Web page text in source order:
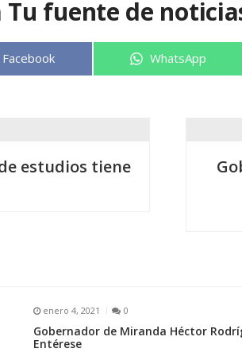
fuente de
Compartir
Facebook Compartir
WhatsApp
estudios tiene
enero 4, 2021 0
Gobernador de Miranda Héctor
Entérese